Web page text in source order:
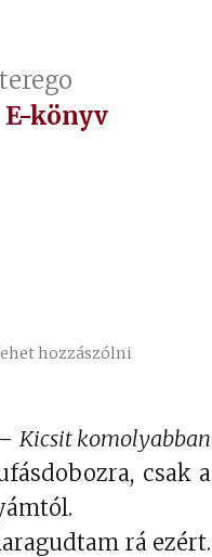
E-könyv
hozzászólni
Kicsit komolyabban
csak a
rá ezért.